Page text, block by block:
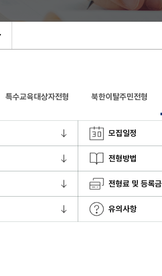
특수교육대상자전형 북한이탈주민전형
모집일정
전형방법
전형료 및 등록금
유의사항